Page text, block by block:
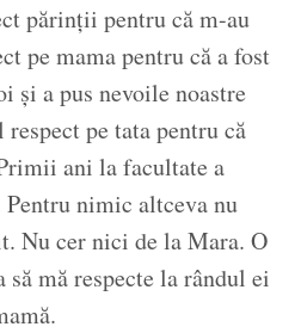
părinții pentru că m-au
pe mama pentru că a fost
și a pus nevoile noastre
pe tata pentru că
ani la facultate a
nimic altceva nu
Nu cer nici de la Mara. O
să mă respecte la rândul ei